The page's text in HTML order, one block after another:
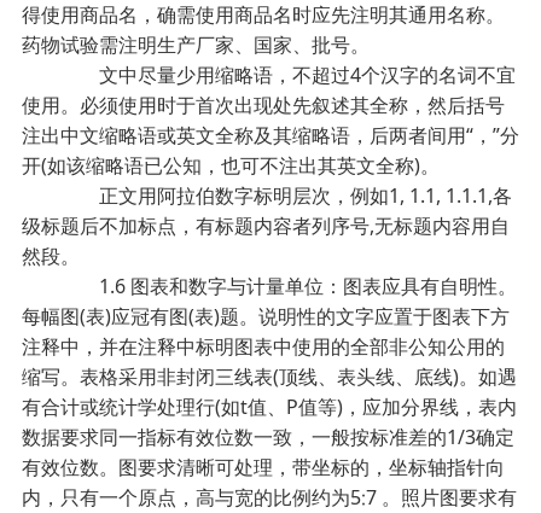
得使用商品名，确需使用商品名时应先注明其通用名称。
药物试验需注明生产厂家、国家、批号。
文中尽量少用缩略语，不超过4个汉字的名词不宜
使用。必须使用时于首次出现处先叙述其全称，然后括号
注出中文缩略语或英文全称及其缩略语，后两者间用“，”分
开(如该缩略语已公知，也可不注出其英文全称)。
正文用阿拉伯数字标明层次，例如1, 1.1, 1.1.1,各
级标题后不加标点，有标题内容者列序号,无标题内容用自
然段。
1.6 图表和数字与计量单位：图表应具有自明性。
每幅图(表)应冠有图(表)题。说明性的文字应置于图表下方
注释中，并在注释中标明图表中使用的全部非公知公用的
缩写。表格采用非封闭三线表(顶线、表头线、底线)。如遇
有合计或统计学处理行(如t值、P值等)，应加分界线，表内
数据要求同一指标有效位数一致，一般按标准差的1/3确定
有效位数。图要求清晰可处理，带坐标的，坐标轴指针向
内，只有一个原点，高与宽的比例约为5∶7 。照片图要求有